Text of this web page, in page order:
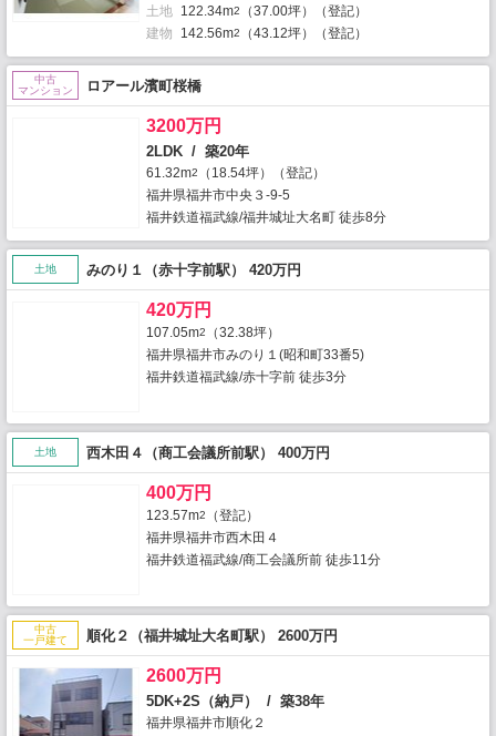
土地 122.34m2
（37.00坪）（登記）
建物
142.56m2 （43.12坪）（登記）
中古
マンション
ロアール濱町桜橋
3200万円
2LDK / 築20年
61.32m2
（18.54坪）（登記）
福井県福井市中央３-9-5
福井鉄道福武線/福井城址大名町 徒歩8分
土地 みのり１（赤十字前駅） 420万円
420万円
107.05m2
（32.38坪）
福井県福井市みのり１(昭和町33番5)
福井鉄道福武線/赤十字前 徒歩3分
土地 西木田４（商工会議所前駅） 400万円
400万円
123.57m2
（登記）
福井県福井市西木田４
福井鉄道福武線/商工会議所前 徒歩11分
中古
一戸建て
順化２（福井城址大名町駅） 2600万円
2600万円
5DK+2S（納戸） / 築38年
福井県福井市順化２